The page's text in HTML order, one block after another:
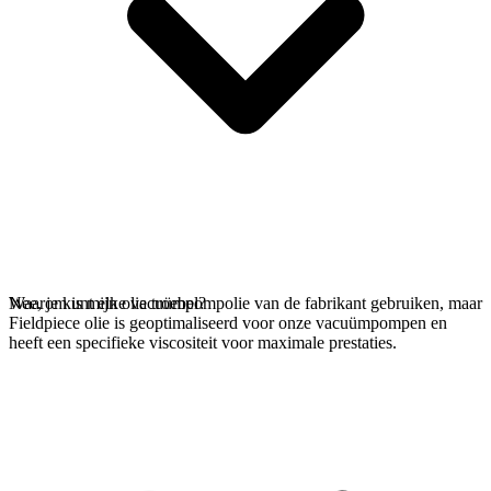
Nee, je kunt elke vacuümpompolie van de fabrikant gebruiken, maar
Fieldpiece olie is geoptimaliseerd voor onze vacuümpompen en
heeft een specifieke viscositeit voor maximale prestaties.
Waarom is mijn olie troebel?